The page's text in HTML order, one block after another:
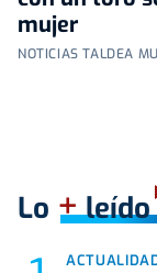
mujer
NOTICIAS TALDEA
Lo +leído